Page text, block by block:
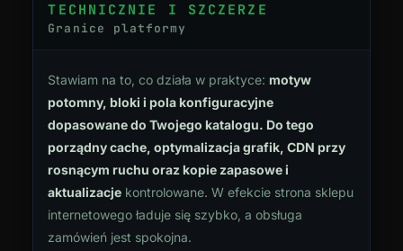
TECHNICZNIE I SZCZERZE
Granice platformy
Stawiam na to, co działa w praktyce:motyw
potomny, bloki i pola konfiguracyjne
dopasowane do Twojego katalogu. Do tego
porządny cache, optymalizacja grafik, CDN przy
rosnącym ruchu oraz kopie zapasowe i
aktualizacje kontrolowane. W efekcie strona sklepu
internetowego ładuje się szybko, a obsługa
zamówień jest spokojna.